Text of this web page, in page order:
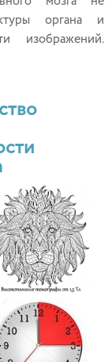
органа и
изображений.